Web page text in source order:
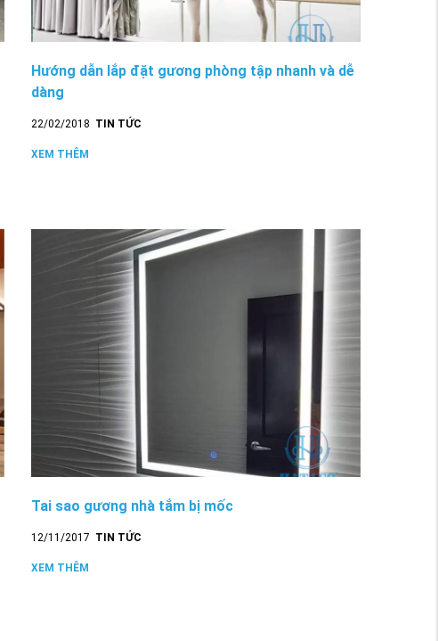
Hướng dẫn lắp đặt gương phòng tập nhanh và dễ
dàng
22/02/2018 TIN TỨC
XEM THÊM
Tai sao gương nhà tắm bị mốc
12/11/2017 TIN TỨC
XEM THÊM